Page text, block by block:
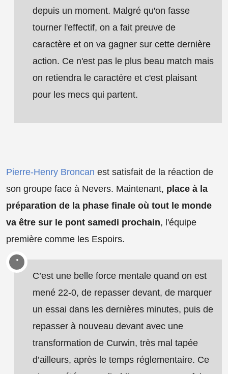
depuis un moment. Malgré qu'on fasse
tourner l'effectif, on a fait preuve de
caractère et on va gagner sur cette dernière
action. Ce n'est pas le plus beau match mais
on retiendra le caractère et c'est plaisant
pour les mecs qui partent.
Pierre-Henry Broncan est satisfait de la réaction de
son groupe face à Nevers. Maintenant, place à la
préparation de la phase finale où tout le monde
va être sur le pont samedi prochain, l'équipe
première comme les Espoirs.
C’est une belle force mentale quand on est
mené 22-0, de repasser devant, de marquer
un essai dans les dernières minutes, puis de
repasser à nouveau devant avec une
transformation de Curwin, très mal tapée
d’ailleurs, après le temps réglementaire. Ce